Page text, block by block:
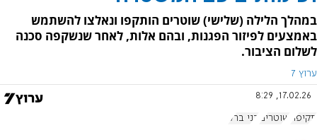
במהלך הלילה (שלישי) שוטרים הותקפו ונאלצו להשתמש
באמצעים לפיזור הפגנות, ובהם אלות, לאחר שנשקפה סכנה
לשלום הציבור.
ערוץ 7
17.02.26, 8:29
תקיפה שוטרים בני ברק